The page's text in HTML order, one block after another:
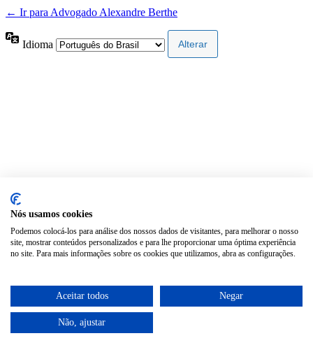
← Ir para Advogado Alexandre Berthe
Idioma
Nós usamos cookies
Podemos colocá-los para análise dos nossos dados de visitantes, para melhorar o nosso
site, mostrar conteúdos personalizados e para lhe proporcionar uma óptima experiência
no site. Para mais informações sobre os cookies que utilizamos, abra as configurações.
Aceitar todos Negar
Não, ajustar